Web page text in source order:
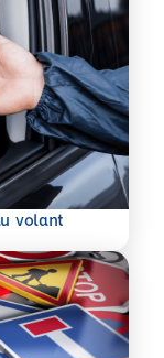
volant